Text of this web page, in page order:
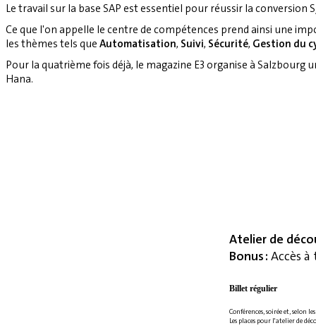
Le travail sur la base SAP est essentiel pour réussir la conversion
Ce que l'on appelle le centre de compétences prend ainsi une
les thèmes tels que Automatisation, Suivi, Sécurité, Gestion du
Pour la quatrième fois déjà, le magazine E3 organise à
Hana.
Atelier de
Bonus : Accès
Billet régulier
Conférences, soirée et, selon
Les places pour l'atelier de